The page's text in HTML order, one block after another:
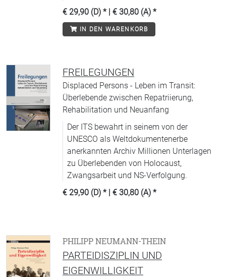
€ 29,90 (D) * | € 30,80 (A) *
IN DEN WARENKORB
FREILEGUNGEN
Displaced Persons - Leben im Transit:
Überlebende zwischen Repatriierung,
Rehabilitation und Neuanfang
Der ITS bewahrt in seinem von der
UNESCO als Weltdokumentenerbe
anerkannten Archiv Millionen Unterlagen
zu Überlebenden von Holocaust,
Zwangsarbeit und NS-Verfolgung.
€ 29,90 (D) * | € 30,80 (A) *
PHILIPP NEUMANN-THEIN
PARTEIDISZIPLIN UND
EIGENWILLIGKEIT